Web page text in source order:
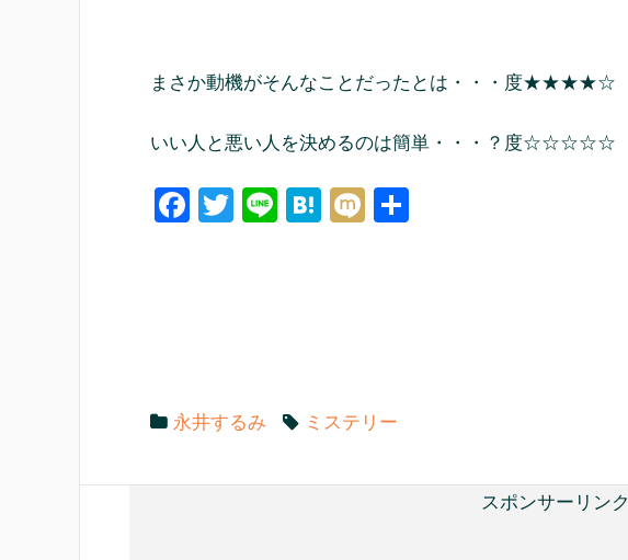
まさか動機がそんなことだったとは・・・度★★★★☆
いい人と悪い人を決めるのは簡単・・・？度☆☆☆☆☆
F
o
T
Li
H
M
永井するみ ミステリー
スポンサーリンク